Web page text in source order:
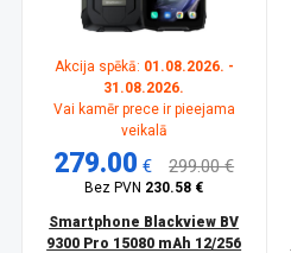
Akcija spēkā: 01.08.2026. -
31.08.2026.
Vai kamēr prece ir pieejama
veikalā
279.00 € 299.00 €
Bez PVN 230.58 €
Smartphone Blackview BV
9300 Pro 15080 mAh 12/256